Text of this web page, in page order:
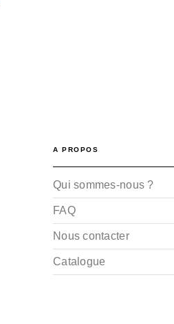
A PROPOS
Qui sommes-nous ?
FAQ
Nous contacter
Catalogue